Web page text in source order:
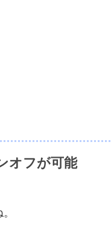
オフが可能